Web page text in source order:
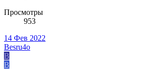
Просмотры
953
14 Фев 2022
Besru4o
B
В